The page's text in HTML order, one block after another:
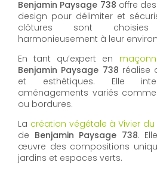
Benjamin Paysage 738 offre
design pour délimiter et
clôtures sont choisies
harmonieusement à leur
En tant qu’expert en
Benjamin Paysage 738 réalise
et esthétiques. Elle
aménagements variés
ou bordures.
La création végétale à Vivier
de Benjamin Paysage 738.
œuvre des compositions
jardins et espaces verts.